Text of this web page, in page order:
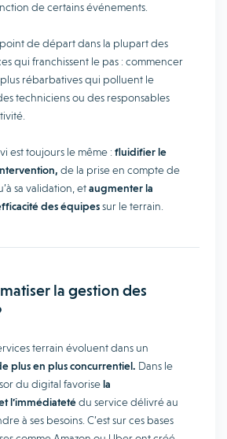
de certains événements.
point de départ dans la plupart des
qui franchissent le pas : commencer
plus rébarbatives qui polluent le
techniciens ou des responsables
est toujours le même : fluidifier le
de la prise en compte de
sa validation, etaugmenter la
des équipessur le terrain.
la gestion des
terrain évoluent dans un
plus en plus concurrentiel. Dans le
du digital favorisela
l’immédiatetédu service délivré au
à ses besoins. C’est sur ces bases